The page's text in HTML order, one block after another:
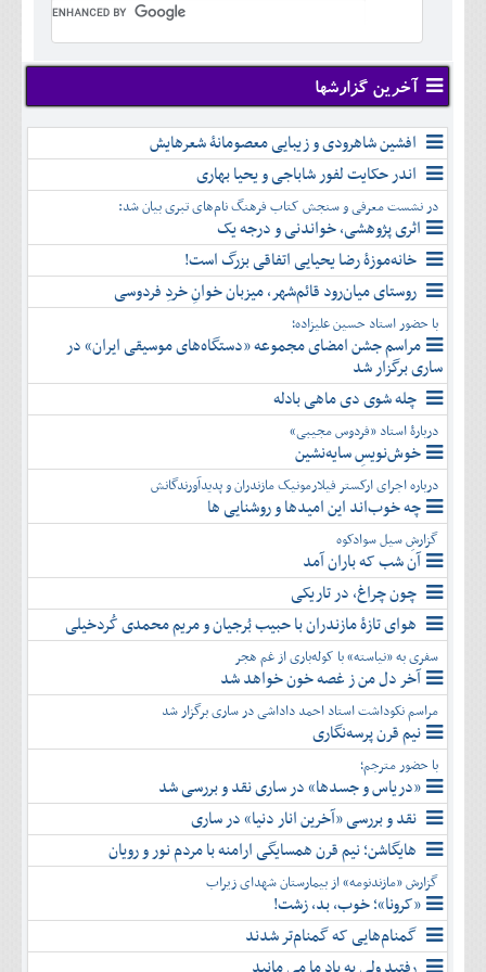
دی
بهمن
اسفند
آبان
آذر
دی
بهمن
اسفند
شهريور
مهر
آبان
آذر
دی
بهمن
اسفند
تير
مرداد
شهريور
مهر
آبان
آذر
دی
بهمن
اسفند
آخرین گزارشها
افشین شاهرودی و زیبایی معصومانۀ شعرهایش
اندر حکایت لفور شاباجی و یحیا بهاری
در نشست معرفی و سنجش کتاب فرهنگ نام‌های تبری بیان شد:
اثری پژوهشی، خواندنی و درجه یک
خانه‌موزۀ رضا یحیایی اتفاقی بزرگ است!
روستای میان‌رود قائم‌شهر، میزبان خوانِ خردِ فردوسی
با حضور استاد حسین علیزاده؛
مراسم جشن امضای مجموعه «دستگاه‌های موسیقی ایران» در
ساری برگزار شد
چله شوی دی ماهی بادله
دربارۀ استاد «فردوس مجیبی»
خوش‌نویسِ سایه‌نشین
درباره اجرای ارکستر فیلارمونیک مازندران و پدیدآورندگانش
چه خوب‌اند این امیدها و روشنایی ها
گزارشِ سیل سوادکوه
آن شب که باران آمد
چون چراغ، در تاریکی
هوای تازۀ مازندران با حبیب بُرجیان و مریم محمدی کُردخیلی
سفری به «نیاسته» با کوله‌باری از غم هجر
آخر دل من ز غصه خون خواهد شد
مراسم نکوداشت استاد احمد داداشی در ساری برگزار شد
نیم قرن پرسه‌نگاری
با حضور مترجم؛
«دریاس و جسدها» در ساری نقد و بررسی شد
نقد و بررسی «آخرین انار دنیا» در ساری
هایگاشن؛ نیم قرن همسایگی ارامنه با مردم نور و رویان
گزارش «مازندنومه» از بیمارستان شهدای زیراب
«کرونا»؛ خوب، بد، زشت!
گمنام‌هایی که گمنام‌تر شدند